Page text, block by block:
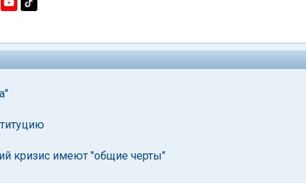
кризис имеют "общие черты"